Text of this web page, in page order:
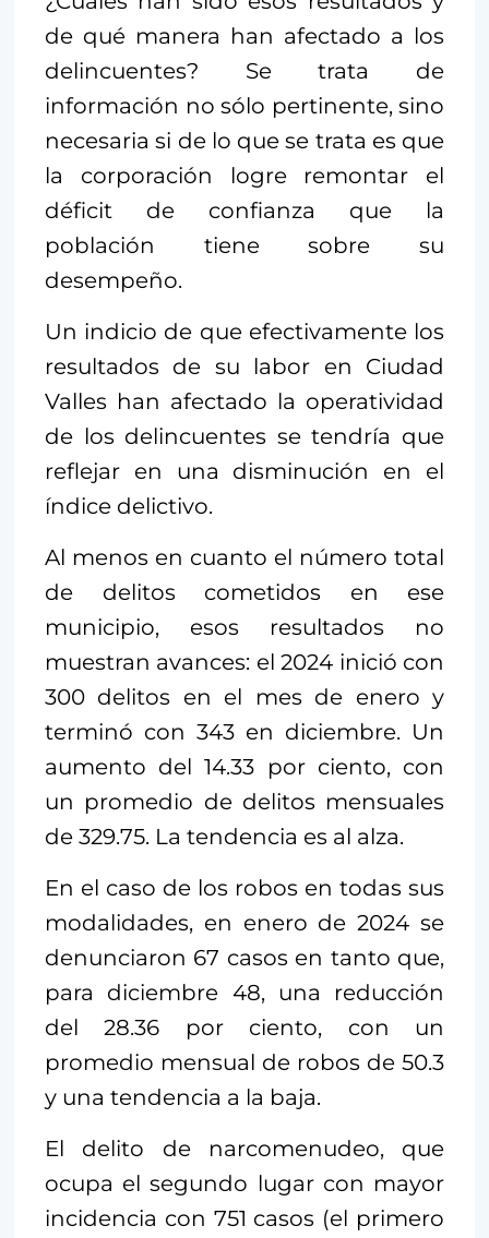
de qué manera han afectado a los
delincuentes? Se trata de
información no sólo pertinente, sino
necesaria si de lo que se trata es que
la corporación logre remontar el
déficit de confianza que la
población tiene sobre su
desempeño.
Un indicio de que efectivamente los
resultados de su labor en Ciudad
Valles han afectado la operatividad
de los delincuentes se tendría que
reflejar en una disminución en el
índice delictivo.
Al menos en cuanto el número total
de delitos cometidos en ese
municipio, esos resultados no
muestran avances: el 2024 inició con
300 delitos en el mes de enero y
terminó con 343 en diciembre. Un
aumento del 14.33 por ciento, con
un promedio de delitos mensuales
de 329.75. La tendencia es al alza.
En el caso de los robos en todas sus
modalidades, en enero de 2024 se
denunciaron 67 casos en tanto que,
para diciembre 48, una reducción
del 28.36 por ciento, con un
promedio mensual de robos de 50.3
y una tendencia a la baja.
El delito de narcomenudeo, que
ocupa el segundo lugar con mayor
incidencia con 751 casos (el primero